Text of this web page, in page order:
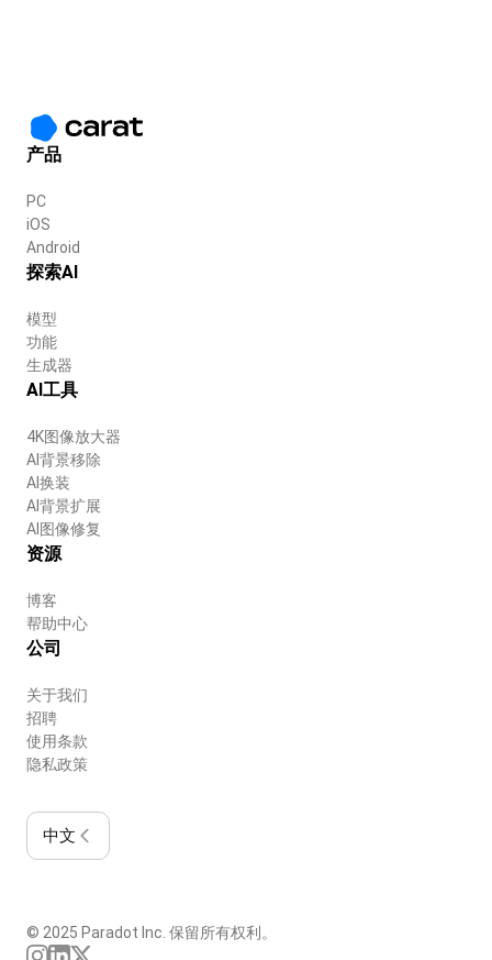
产品
PC
iOS
Android
探索AI
模型
功能
生成器
AI工具
4K图像放大器
AI背景移除
AI换装
AI背景扩展
AI图像修复
资源
博客
帮助中心
公司
关于我们
招聘
使用条款
隐私政策
中文
© 2025 Paradot Inc. 保留所有权利。